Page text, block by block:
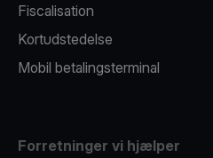
Fiscalisation
Kortudstedelse
Mobil betalingsterminal
Forretninger vi hjælper